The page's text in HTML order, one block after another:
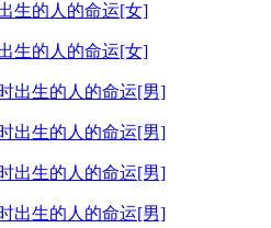
生的人的命运[女]
生的人的命运[女]
出生的人的命运[男]
出生的人的命运[男]
出生的人的命运[男]
出生的人的命运[男]